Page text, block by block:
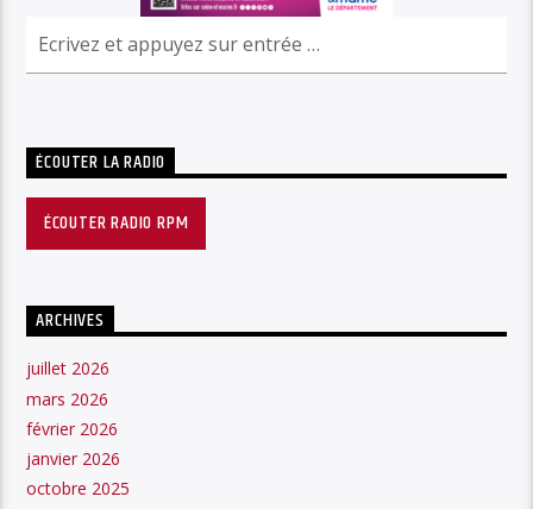
ÉCOUTER LA RADIO
ÉCOUTER RADIO RPM
ARCHIVES
juillet 2026
mars 2026
février 2026
janvier 2026
octobre 2025